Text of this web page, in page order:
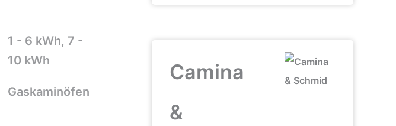
1 - 6 kWh, 7 -
10 kWh
Gaskaminöfen
Camina
&